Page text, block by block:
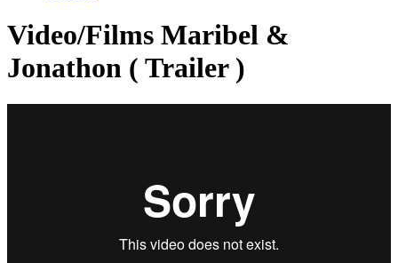
Video/Films Maribel &
Jonathon ( Trailer )